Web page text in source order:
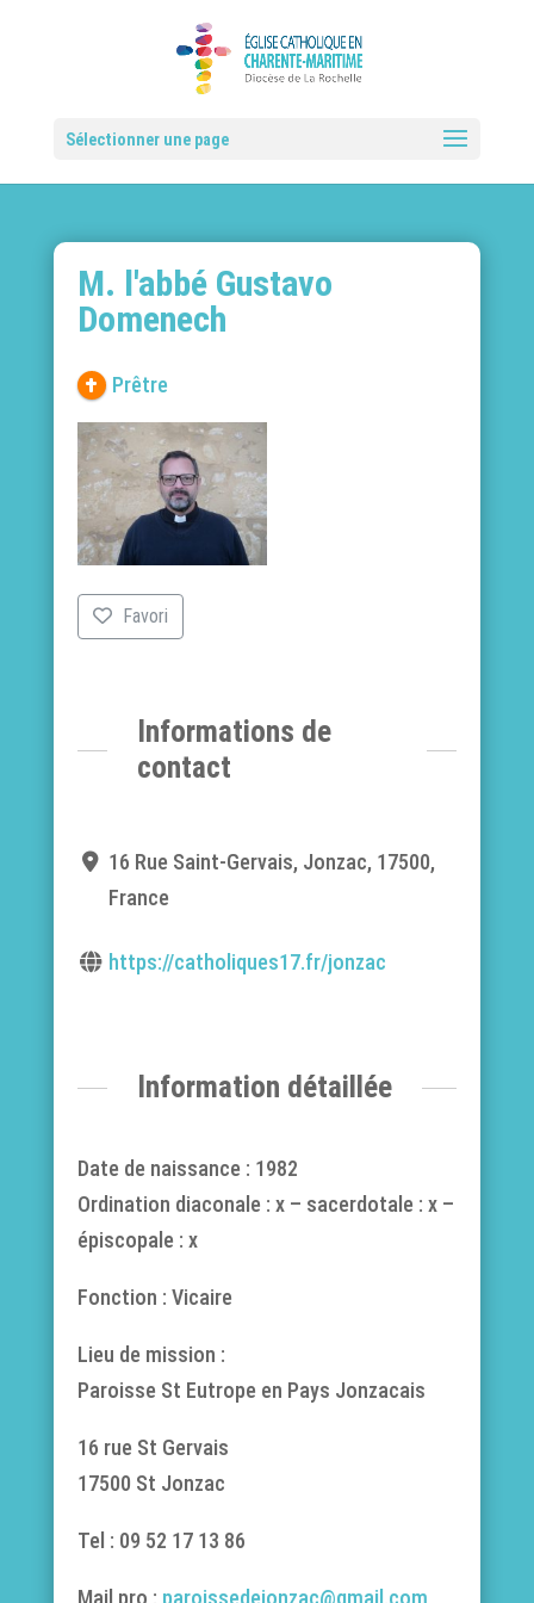
Sélectionner une page
M. l'abbé Gustavo
Domenech
Prêtre
Favori
Informations de
contact
16 Rue Saint-Gervais, Jonzac, 17500,
France
https://catholiques17.fr/jonzac
Information détaillée
Date de naissance : 1982
Ordination diaconale : x – sacerdotale : x –
épiscopale : x
Fonction : Vicaire
Lieu de mission :
Paroisse St Eutrope en Pays Jonzacais
16 rue St Gervais
17500 St Jonzac
Tel : 09 52 17 13 86
Mail pro : paroissedejonzac@gmail.com